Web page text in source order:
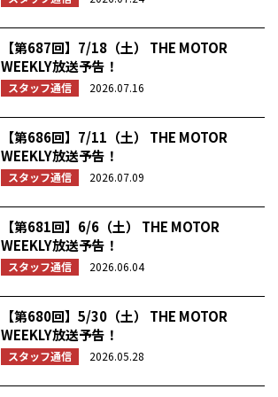
【第687回】7/18（土） THE MOTOR
WEEKLY放送予告！
スタッフ通信 2026.07.16
【第686回】7/11（土） THE MOTOR
WEEKLY放送予告！
スタッフ通信 2026.07.09
【第681回】6/6（土） THE MOTOR
WEEKLY放送予告！
スタッフ通信 2026.06.04
【第680回】5/30（土） THE MOTOR
WEEKLY放送予告！
スタッフ通信 2026.05.28